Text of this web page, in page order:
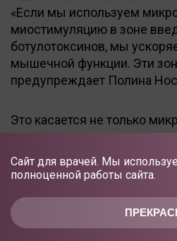
Сайт для врачей. Мы
полноценной работы сайта.
«Если мы используем
миостимуляцию в зоне
ботулотоксинов, мы
мышечной функции. Эти
предупреждает Полина
Это касается не только
электромиостимуляции, но
терапии и гальванизации, а
использованием
Все эти способы
регенерируют нервы и